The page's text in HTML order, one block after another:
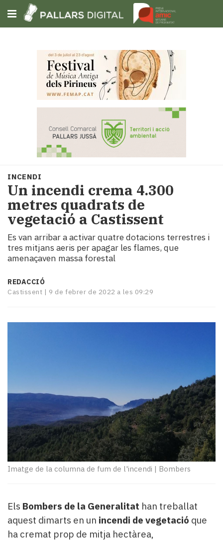
Subscriu-t'hi
Portada
Societat
Política
i
municipis
Economia
turisme
Cultura
Esports
Mai
tant!
mitjans
A
la
teva!
Subscriptors
La
newsletter
Contingut
patrocinat
Lo
INCENDI
Un incendi crema 4.300
metres quadrats de
vegetació a Castissent
Es van arribar a activar quatre dotacions terrestres i
tres mitjans aeris per apagar les flames, que
amenaçaven massa forestal
REDACCIÓ
Castissent | 9 de febrer de 2022 a les 09:29
Imatge de la columna de fum de l'incendi | Bombers
Els Bombers de la Generalitat han treballat
aquest dimarts en un incendi de vegetació que
ha cremat prop de mitja hectàrea,